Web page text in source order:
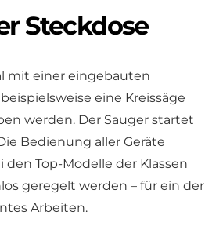
Steckdose
mit einer eingebauten
eine Kreissäge
werden. Der Sauger startet
Bedienung aller Geräte
Top-Modelle der Klassen
geregelt werden – für ein der
Arbeiten.